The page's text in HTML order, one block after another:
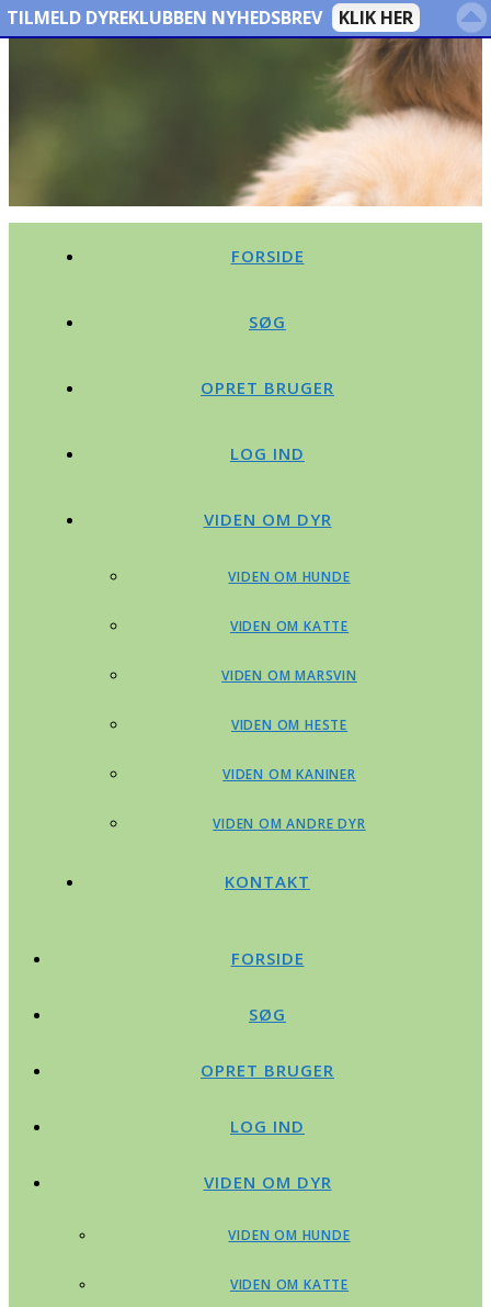
FORSIDE
SØG
OPRET BRUGER
LOG IND
VIDEN OM DYR
VIDEN OM HUNDE
VIDEN OM KATTE
VIDEN OM MARSVIN
VIDEN OM HESTE
VIDEN OM KANINER
VIDEN OM ANDRE DYR
KONTAKT
FORSIDE
SØG
OPRET BRUGER
LOG IND
VIDEN OM DYR
VIDEN OM HUNDE
VIDEN OM KATTE
TILMELD DYREKLUBBEN NYHEDSBREV KLIK HER